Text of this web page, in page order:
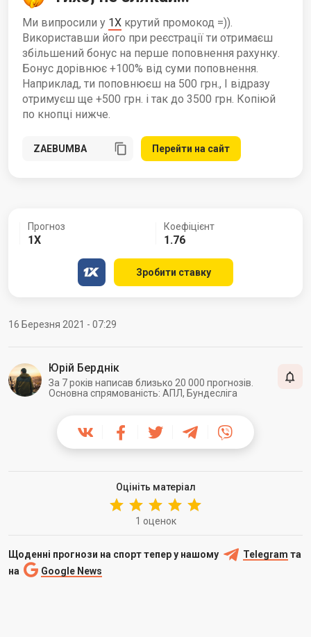
Ми випросили у 1X крутий промокод =)).
Використавши його при реєстрації ти отримаєш
збільшений бонус на перше поповнення рахунку.
Бонус дорівнює +100% від суми поповнення.
Наприклад, ти поповнюєш на 500 грн., І відразу
отримуєш ще +500 грн. і так до 3500 грн. Копіюй
по кнопці нижче.
Перейти на сайт
Прогноз
1Х
Коефіцієнт
1.76
Зробити ставку
16 Березня 2021 - 07:29
Юрій Берднік
За 7 років написав близько 20 000 прогнозів.
Основна спрямованість: АПЛ, Бундесліга
Оцініть матеріал
1 оценок
Щоденні прогнози на спорт тепер у нашому Telegram та
на
Google News